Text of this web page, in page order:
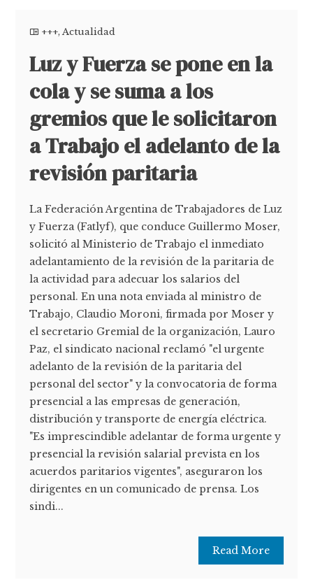
+++,Actualidad
Luz y Fuerza se pone en la
cola y se suma a los
gremios que le solicitaron
a Trabajo el adelanto de la
revisión paritaria
La Federación Argentina de Trabajadores de Luz
y Fuerza (Fatlyf), que conduce Guillermo Moser,
solicitó al Ministerio de Trabajo el inmediato
adelantamiento de la revisión de la paritaria de
la actividad para adecuar los salarios del
personal. En una nota enviada al ministro de
Trabajo, Claudio Moroni, firmada por Moser y
el secretario Gremial de la organización, Lauro
Paz, el sindicato nacional reclamó "el urgente
adelanto de la revisión de la paritaria del
personal del sector" y la convocatoria de forma
presencial a las empresas de generación,
distribución y transporte de energía eléctrica.
"Es imprescindible adelantar de forma urgente y
presencial la revisión salarial prevista en los
acuerdos paritarios vigentes", aseguraron los
dirigentes en un comunicado de prensa. Los
sindi...
Read More